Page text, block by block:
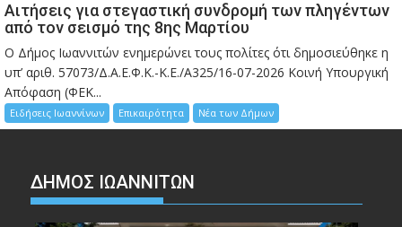
Αιτήσεις για στεγαστική συνδρομή των πληγέντων
από τον σεισμό της 8ης Μαρτίου
Ο Δήμος Ιωαννιτών ενημερώνει τους πολίτες ότι δημοσιεύθηκε η
υπ’ αριθ. 57073/Δ.Α.Ε.Φ.Κ.-Κ.Ε./Α325/16-07-2026 Κοινή Υπουργική
Απόφαση (ΦΕΚ...
Ειδήσεις Ιωαννίνων Επικαιρότητα Νέα των Δήμων
ΔΗΜΟΣ ΙΩΑΝΝΙΤΩΝ